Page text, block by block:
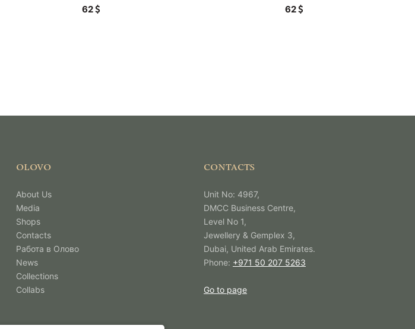
62
62
OLOVO
About Us
Media
Shops
Contacts
Работа в Олово
News
Collections
Collabs
CONTACTS
Unit No: 4967,
DMCC Business Centre,
Level No 1,
Jewellery & Gemplex 3,
Dubai, United Arab Emirates.
Phone: +971 50 207 5263
Go to page